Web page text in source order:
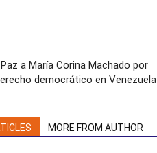
a María Corina Machado por
democrático en Venezuela
MORE FROM AUTHOR